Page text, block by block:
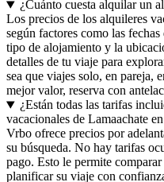
¿Cuánto cuesta alquilar un
Los precios de los alquileres
según factores como las
tipo de alojamiento y la
detalles de tu viaje para
sea que viajes solo, en pareja,
mejor valor, reserva con
¿Están todas las tarifas
vacacionales de Lamaachate
Vrbo ofrece precios por
su búsqueda. No hay tarifas
pago. Esto le permite
planificar su viaje con